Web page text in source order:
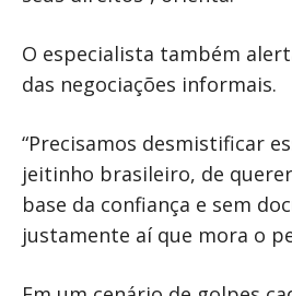
O especialista também
das negociações informais.
“Precisamos desmistificar
jeitinho brasileiro, de
base da confiança e sem
justamente aí que mora o